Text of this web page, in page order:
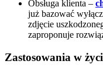
Obsługa klienta –
już bazować
zdjęcie
zaproponuje
Zastosowania w